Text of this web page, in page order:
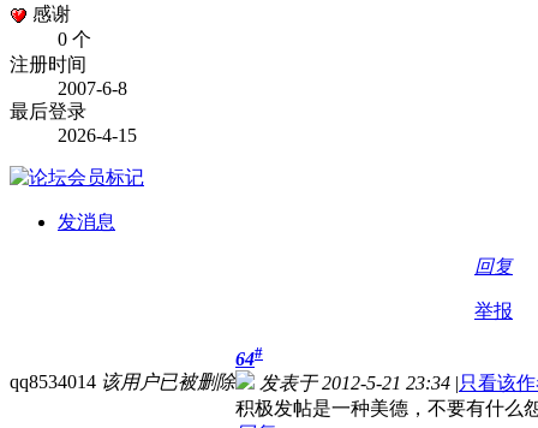
感谢
0 个
注册时间
2007-6-8
最后登录
2026-4-15
发消息
回复
举报
qq8534014 该用户已被删除
64#
发表于 2012-5-21 23:34 |只看该
积极发帖是一种美德，不要有什么